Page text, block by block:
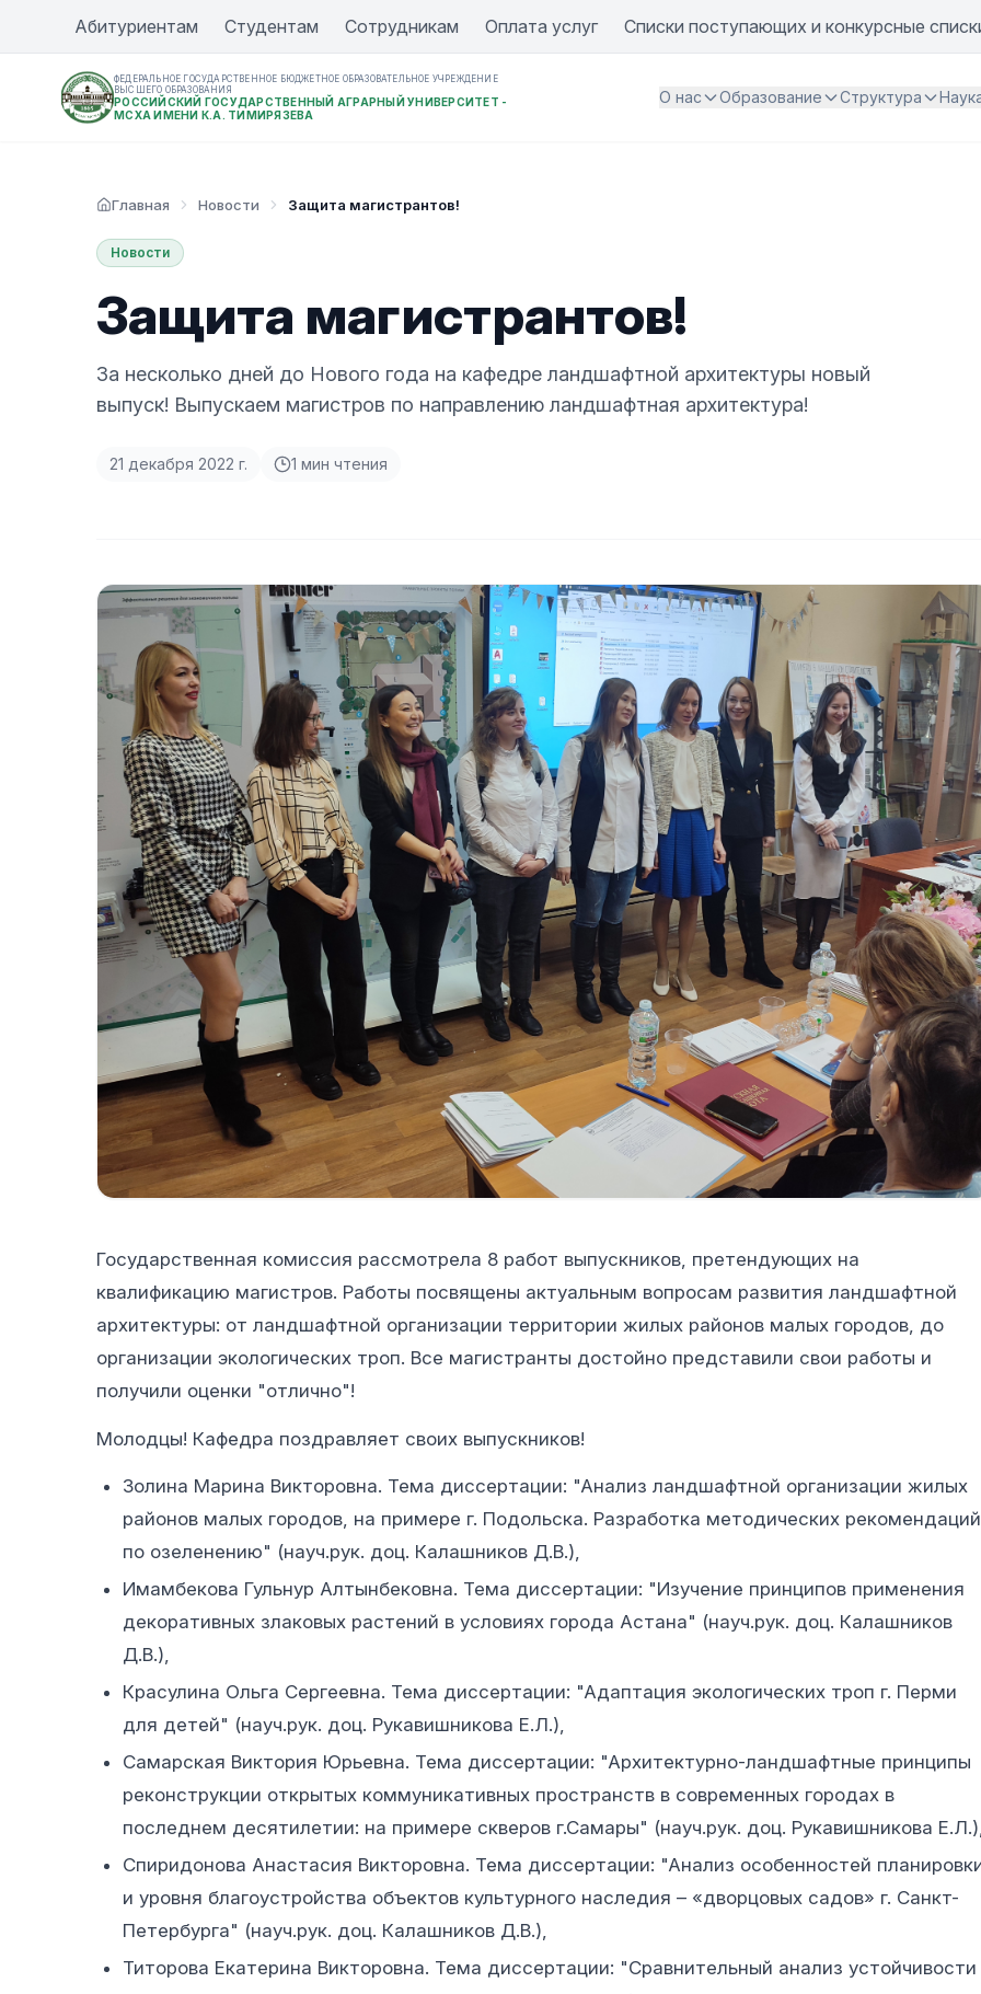
Абитуриентам Студентам Сотрудникам Оплата услуг Списки поступающих и конкурсные
ФЕДЕРАЛЬНОЕ ГОСУДАРСТВЕННОЕ БЮДЖЕТНОЕ ОБРАЗОВАТЕЛЬНОЕ УЧРЕЖДЕНИЕ
ВЫСШЕГО ОБРАЗОВАНИЯ
РОССИЙСКИЙ ГОСУДАРСТВЕННЫЙ АГРАРНЫЙ УНИВЕРСИТЕТ -
МСХА ИМЕНИ К.А. ТИМИРЯЗЕВА
О нас Образование Структура
Главная Новости Защита магистрантов!
Новости
Защита магистрантов!
За несколько дней до Нового года на кафедре ландшафтной архитектуры новый
выпуск! Выпускаем магистров по направлению ландшафтная архитектура!
21 декабря 2022 г. 1 мин чтения
Государственная комиссия рассмотрела 8 работ выпускников, претендующих на
квалификацию магистров. Работы посвящены актуальным вопросам развития ландшафтной
архитектуры: от ландшафтной организации территории жилых районов малых городов, до
организации экологических троп. Все магистранты достойно представили свои работы и
получили оценки "отлично"!
Молодцы! Кафедра поздравляет своих выпускников!
Золина Марина Викторовна. Тема диссертации: "Анализ ландшафтной организации жилых
районов малых городов, на примере г. Подольска. Разработка методических рекомендаций
по озеленению" (науч.рук. доц. Калашников Д.В.),
Имамбекова Гульнур Алтынбековна. Тема диссертации: "Изучение принципов применения
декоративных злаковых растений в условиях города Астана" (науч.рук. доц. Калашников
Д.В.),
Красулина Ольга Сергеевна. Тема диссертации: "Адаптация экологических троп г. Перми
для детей" (науч.рук. доц. Рукавишникова Е.Л.),
Самарская Виктория Юрьевна. Тема диссертации: "Архитектурно-ландшафтные принципы
реконструкции открытых коммуникативных пространств в современных городах в
последнем десятилетии: на примере скверов г.Самары" (науч.рук. доц. Рукавишникова
Спиридонова Анастасия Викторовна. Тема диссертации: "Анализ особенностей
и уровня благоустройства объектов культурного наследия – «дворцовых садов» г. Санкт-
Петербурга" (науч.рук. доц. Калашников Д.В.),
Титорова Екатерина Викторовна. Тема диссертации: "Сравнительный анализ устойчивости